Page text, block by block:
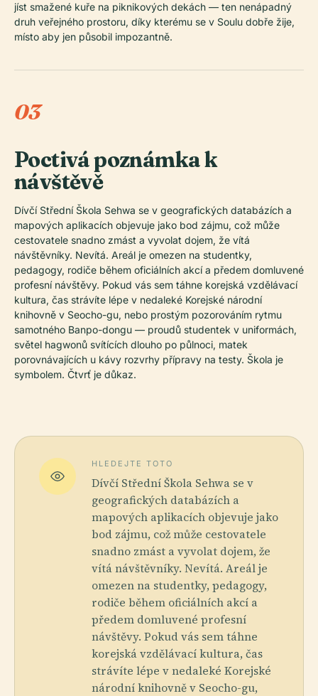
jíst smažené kuře na piknikových dekách — ten nenápadný
druh veřejného prostoru, díky kterému se v Soulu dobře žije,
místo aby jen působil impozantně.
03
Poctivá poznámka k
návštěvě
Dívčí Střední Škola Sehwa se v geografických databázích a
mapových aplikacích objevuje jako bod zájmu, což může
cestovatele snadno zmást a vyvolat dojem, že vítá
návštěvníky. Nevítá. Areál je omezen na studentky,
pedagogy, rodiče během oficiálních akcí a předem domluvené
profesní návštěvy. Pokud vás sem táhne korejská vzdělávací
kultura, čas strávíte lépe v nedaleké Korejské národní
knihovně v Seocho-gu, nebo prostým pozorováním rytmu
samotného Banpo-dongu — proudů studentek v uniformách,
světel hagwonů svítících dlouho po půlnoci, matek
porovnávajících u kávy rozvrhy přípravy na testy. Škola je
symbolem. Čtvrť je důkaz.
HLEDEJTE TOTO
Dívčí Střední Škola Sehwa se v
geografických databázích a
mapových aplikacích objevuje jako
bod zájmu, což může cestovatele
snadno zmást a vyvolat dojem, že
vítá návštěvníky. Nevítá. Areál je
omezen na studentky, pedagogy,
rodiče během oficiálních akcí a
předem domluvené profesní
návštěvy. Pokud vás sem táhne
korejská vzdělávací kultura, čas
strávíte lépe v nedaleké Korejské
národní knihovně v Seocho-gu,